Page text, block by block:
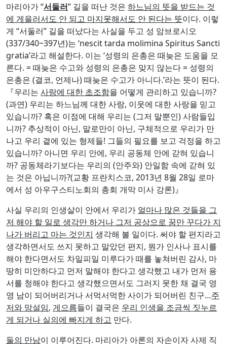
마리아가 “서둘러” 길을 떠난 것은 하느님의 뜻을 받드는 것
에 게을러서도 안 되고 마지못해서도 안 된다는 뜻이다. 이렇
게 “서둘러” 길을 떠났다는 사실을 두고 성 암브로시오
(337/340~397년)는 ‘nescit tarda molimina Spiritus Sancti
gratia’라고 해설한다. 이는 ‘성령의 은총은 때늦은 도움을 모
른다. = 때늦은 수고와 성령의 은총은 맞지 않는다 = 성령의
은총은 (결코, 언제나) 때늦은 수고가 아니다.’라는 뜻이 된다.
『우리는 사랑에 대한 초조함을 어떻게 관리하고 있습니까?
(과연) 우리는 하느님께 대한 사랑, 이웃에 대한 사랑을 믿고
있습니까? 혹은 이점에 대해 우리는 (그저 말뿐인) 사람들입
니까? 추상적이 아닌, 말로만이 아닌, 구체적으로 우리가 만
나고 우리 곁에 있는 형제들! 그들의 필요를 보고 걱정을 하고
있습니까? 아니면 우리 안에, 우리 공동체 안에 갇혀 있습니
까? 공동체라기보다는 우리의 (안주와) 안일함 속에 갇혀 있
는 것은 아닙니까?(교황 프란치스코, 2013년 8월 28일 로마
에서 성 아우구스티노회의 총회 개막 미사 강론)』
사실 우리의 인생살이 안에서 우리가 얼마나 많은 것들을 그
저 해야 할 일로 생각만 하거나 그저 공상으로 꿈만 꾸다가 지
나가 버리고 마는 것인지 생각해 볼 일이다. 써야 할 편지라고
생각하면서도 쓰지 못하고 말았던 편지, 뭔가 인사나 표시를
해야 한다면서도 차일피일 미루다가 때를 놓쳐버린 감사, 마
땅히 미안하다고 먼저 말해야 한다고 생각했고 내가 먼저 용
서를 청해야 한다고 생각했으면서도 그러지 못한 채 결국 영
영 남이 되어버리거나 서먹서먹한 사이가 되어버린 친구…주
저와 망설임, 게으름들이 결국은 우리 인생을 조금씩 짓누르
게 되거나 실의에 빠지게 하고 만다.
둘의 만남이 이루어진다. 마리아가 아론의 자손이자 사제 직